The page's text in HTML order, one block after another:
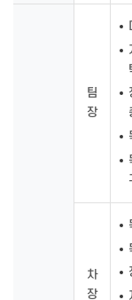
팀
장
차
장